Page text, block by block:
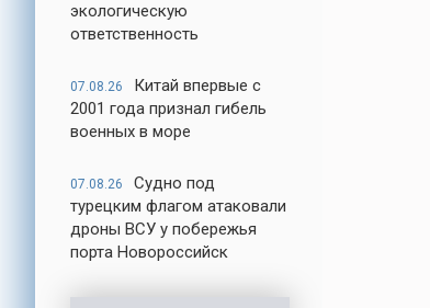
экологическую
ответственность
07.08.26
Китай впервые с
2001 года признал гибель
военных в море
07.08.26
Судно под
турецким флагом атаковали
дроны ВСУ у побережья
порта Новороссийск